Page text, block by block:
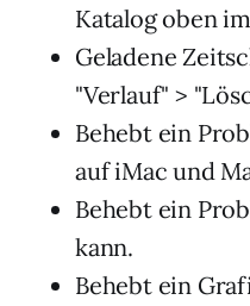
Katalog oben
Geladene
"Verlauf" >
Behebt ein
auf iMac und
Behebt ein
kann.
Behebt ein